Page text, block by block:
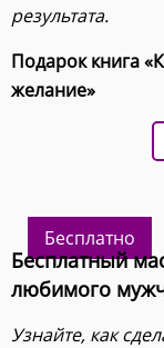
результата.
Подарок книга
желание»
Бесплатно
Бесплатный
любимого
Узнайте, как